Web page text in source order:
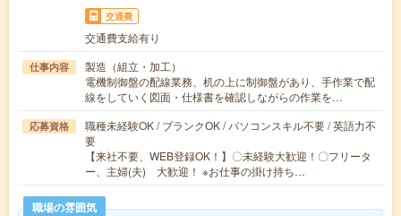
交通費
交通費支給有り
仕事内容
製造（組立・加工）
電機制御盤の配線業務、机の上に制御盤があり、手作業で配
線をしていく図面・仕様書を確認しながらの作業を…
応募資格
職種未経験OK / ブランクOK / パソコンスキル不要 / 英語力不
要
【来社不要、WEB登録OK！】〇未経験大歓迎！〇フリータ
ー、主婦(夫) 大歓迎！ ※お仕事の掛け持ち…
職場の雰囲気